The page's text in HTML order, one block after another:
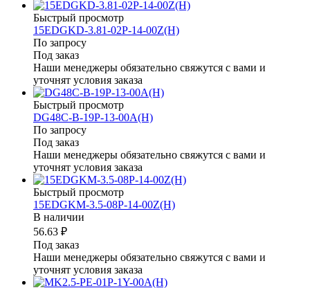
Быстрый просмотр
15EDGKD-3.81-02P-14-00Z(H)
По запросу
Под заказ
Наши менеджеры обязательно свяжутся с вами и
уточнят условия заказа
Быстрый просмотр
DG48C-B-19P-13-00A(H)
По запросу
Под заказ
Наши менеджеры обязательно свяжутся с вами и
уточнят условия заказа
Быстрый просмотр
15EDGKM-3.5-08P-14-00Z(H)
В наличии
56.63 ₽
Под заказ
Наши менеджеры обязательно свяжутся с вами и
уточнят условия заказа